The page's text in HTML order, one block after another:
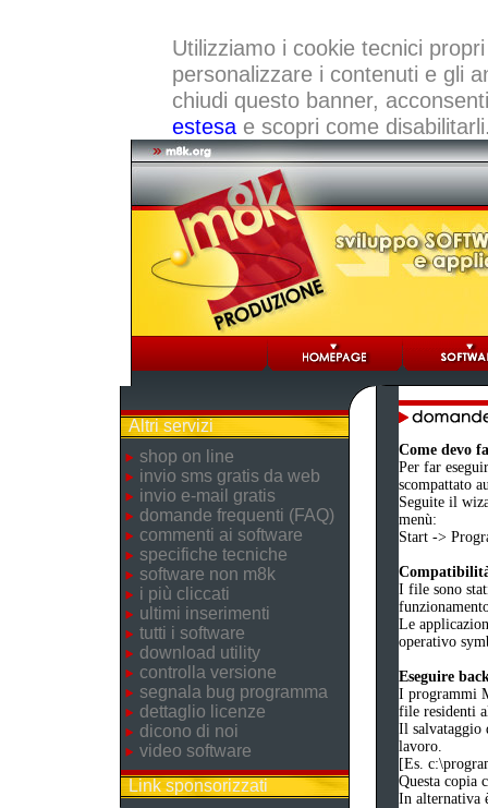
Utilizziamo i cookie tecnici
personalizzare i contenuti e gli
chiudi questo banner,
estesae scopri come
Altri servizi
shop on line
invio sms gratis da web
invio e-mail gratis
domande frequenti (FAQ)
commenti ai software
specifiche tecniche
software non m8k
i più cliccati
ultimi inserimenti
tutti i software
download utility
controlla versione
segnala bug programma
dettaglio licenze
dicono di noi
video software
Link sponsorizzati
Come devo
Per far
scompattato
Seguite il
menù:
Start ->
I file sono
Le
operativo
Eseguire
I programmi
file residenti
Il salvataggio
lavoro.
[Es.
Questa copia
In alternativa